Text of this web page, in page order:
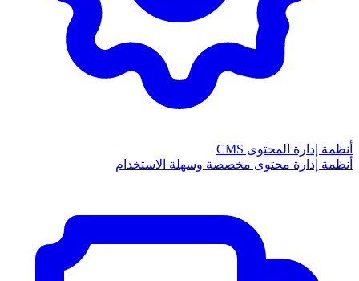
أنظمة إدارة المحتوى CMS
أنظمة إدارة محتوى مخصصة وسهلة الاستخدام